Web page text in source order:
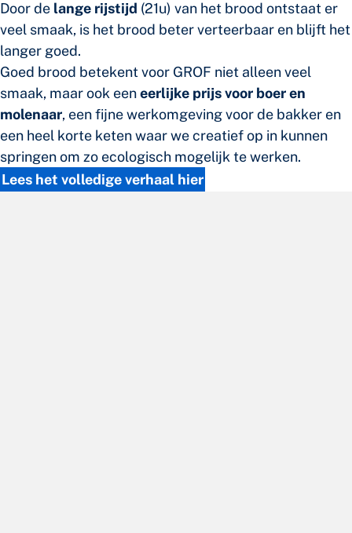
Door de lange rijstijd (21u) van het brood ontstaat er
veel smaak, is het brood beter verteerbaar en blijft het
langer goed.
Goed brood betekent voor GROF niet alleen veel
smaak, maar ook eeneerlijke prijs voor boer en
molenaar, een fijne werkomgeving voor de bakker en
een heel korte keten waar we creatief op in kunnen
springen om zo ecologisch mogelijk te werken.
Lees het volledige verhaal hier